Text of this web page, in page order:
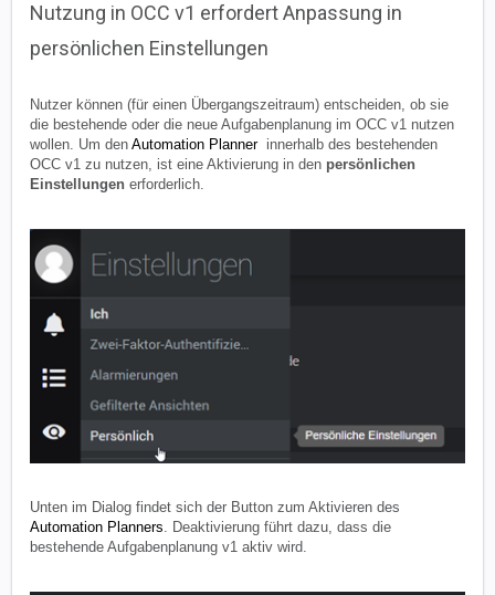
Nutzung in OCC v1 erfordert Anpassung in
persönlichen Einstellungen
Nutzer können (für einen Übergangszeitraum) entscheiden, ob sie
die bestehende oder die neue Aufgabenplanung im OCC v1 nutzen
wollen. Um den Automation Plannerinnerhalb des bestehenden
OCC v1 zu nutzen, ist eine Aktivierung in den persönlichen
Einstellungen erforderlich.
Unten im Dialog findet sich der Button zum Aktivieren des
Automation Planners. Deaktivierung führt dazu, dass die
bestehende Aufgabenplanung v1 aktiv wird.